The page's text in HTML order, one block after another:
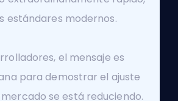
estándares modernos.
el mensaje es
para demostrar el ajuste
se está reduciendo.